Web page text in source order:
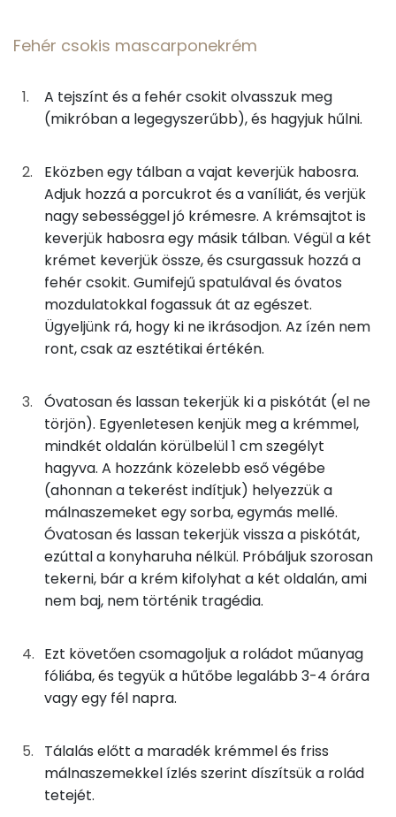
Szelén
27 mg
Vas
2 mg
Magnézium
35 mg
Foszfor
192 mg
Nátrium
100 mg
Réz
0 mg
Szénhidrát
Összesen
105.6 g
Cukor
80 mg
Élelmi rost
2 mg
Összesen 53.6 g
Összesen
A vitamin (RAE):
Fehér csokis mascarponekrém
A tejszínt és a fehér csokit olvasszuk meg
(mikróban a legegyszerűbb), és hagyjuk hűlni.
Eközben egy tálban a vajat keverjük habosra.
Adjuk hozzá a porcukrot és a vaníliát, és verjük
nagy sebességgel jó krémesre. A krémsajtot is
keverjük habosra egy másik tálban. Végül a két
krémet keverjük össze, és csurgassuk hozzá a
fehér csokit. Gumifejű spatulával és óvatos
mozdulatokkal fogassuk át az egészet.
Ügyeljünk rá, hogy ki ne ikrásodjon. Az ízén nem
ront, csak az esztétikai értékén.
Óvatosan és lassan tekerjük ki a piskótát (el ne
törjön). Egyenletesen kenjük meg a krémmel,
mindkét oldalán körülbelül 1 cm szegélyt
hagyva. A hozzánk közelebb eső végébe
(ahonnan a tekerést indítjuk) helyezzük a
málnaszemeket egy sorba, egymás mellé.
Óvatosan és lassan tekerjük vissza a piskótát,
ezúttal a konyharuha nélkül. Próbáljuk szorosan
tekerni, bár a krém kifolyhat a két oldalán, ami
nem baj, nem történik tragédia.
Ezt követően csomagoljuk a roládot műanyag
fóliába, és tegyük a hűtőbe legalább 3-4 órára
vagy egy fél napra.
Tálalás előtt a maradék krémmel és friss
málnaszemekkel ízlés szerint díszítsük a rolád
tetejét.